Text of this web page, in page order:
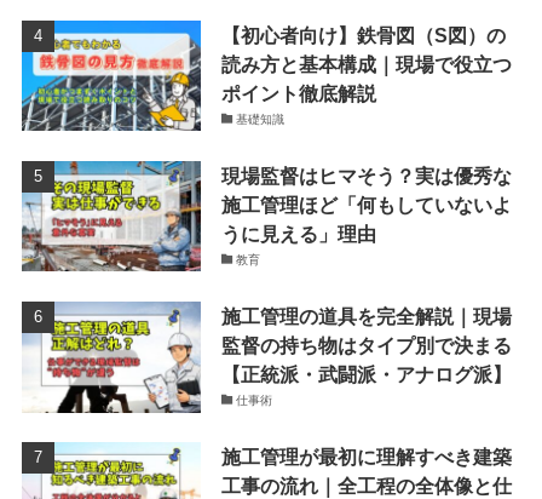
【初心者向け】鉄骨図（S図）の
読み方と基本構成｜現場で役立つ
ポイント徹底解説
基礎知識
現場監督はヒマそう？実は優秀な
施工管理ほど「何もしていないよ
うに見える」理由
教育
施工管理の道具を完全解説｜現場
監督の持ち物はタイプ別で決まる
【正統派・武闘派・アナログ派】
仕事術
施工管理が最初に理解すべき建築
工事の流れ｜全工程の全体像と仕